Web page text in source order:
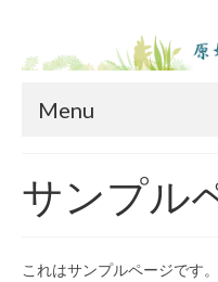
Menu
原始長命食とは
原始長命食とは
サンプル
これはサンプルページです